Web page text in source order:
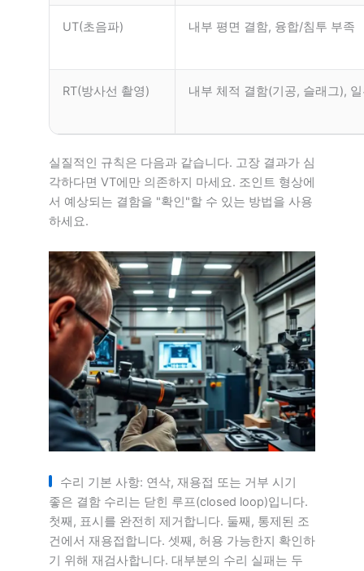
UT(초음파) 내부 평면 결함, 융합/침투 부족
RT(방사선 촬영) 내부 체적 결함(기공, 슬래그),
실질적인 규칙은 다음과 같습니다. 고장 결과가 심
각하다면 VT에만 의존하지 마세요. 조인트 형상에
서 예상되는 결함을 "확인"할 수 있는 방법을 사용
하세요.
수리 기본 사항: 연삭, 재용접 또는 거부 시기
좋은 결함 수리는 닫힌 루프(closed loop)입니다.
첫째, 표시를 완전히 제거합니다. 둘째, 통제된 조
건에서 재용접합니다. 셋째, 허용 가능한지 확인하
기 위해 재검사합니다. 대부분의 수리 실패는 두